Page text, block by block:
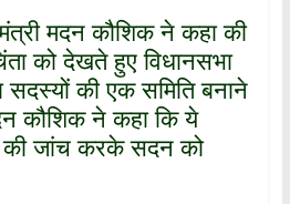
मदन कौशिक ने कहा की
को देखते हुए विधानसभा
सदस्यों की एक समिति बनाने
कौशिक ने कहा कि ये
की जांच करके सदन को